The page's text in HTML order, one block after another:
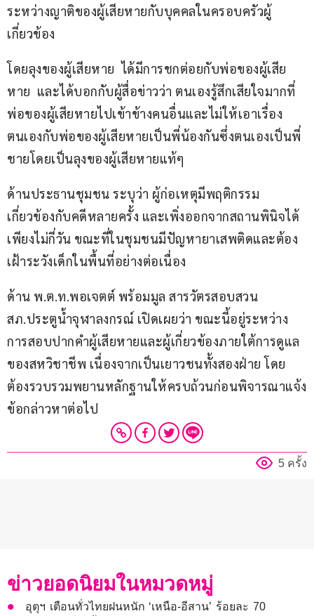
ระหว่างญาติของผู้เสียหายกับบุคคลในครอบครัวผู้
เกี่ยวข้อง
โดยลุงของผู้เสียหาย  ได้มีการชกต่อยกับพ่อของผู้เสีย
หาย  และได้บอกกับผู้สื่อข่าวว่า ตนเองรู้สึกเสียใจมากที่
พ่อของผู้เสียหายไปเข้าข้างคนอื่นและไม่ให้เอาเรื่อง
ตนเองกับพ่อของผู้เสียหายเป็นพี่น้องกันซึ่งตนเองเป็นพี่
ชายโดยเป็นลุงของผู้เสียหายแท้ๆ
ด้านประธานชุมชน ระบุว่า ผู้ก่อเหตุมีพฤติกรรม
เกี่ยวข้องกับคดีหลายครั้ง และเพิ่งออกจากสถานพินิจได้
เพียงไม่กี่วัน ขณะที่ในชุมชนมีปัญหายาเสพติดและต้อง
เฝ้าระวังเด็กในพื้นที่อย่างต่อเนื่อง
ด้าน พ.ต.ท.พอเจตต์ พร้อมมูล สารวัตรสอบสวน
สภ.ประตูน้ำจุฬาลงกรณ์ เปิดเผยว่า ขณะนี้อยู่ระหว่าง
การสอบปากคำผู้เสียหายและผู้เกี่ยวข้องภายใต้การดูแล
ของสหวิชาชีพ เนื่องจากเป็นเยาวชนทั้งสองฝ่าย โดย
ต้องรวบรวมพยานหลักฐานให้ครบถ้วนก่อนพิจารณาแจ้ง
ข้อกล่าวหาต่อไป
5 ครั้ง
ข่าวยอดนิยมในหมวดหมู่
อุตุฯ เตือนทั่วไทยฝนหนัก ‘เหนือ-อีสาน’ ร้อยละ 70